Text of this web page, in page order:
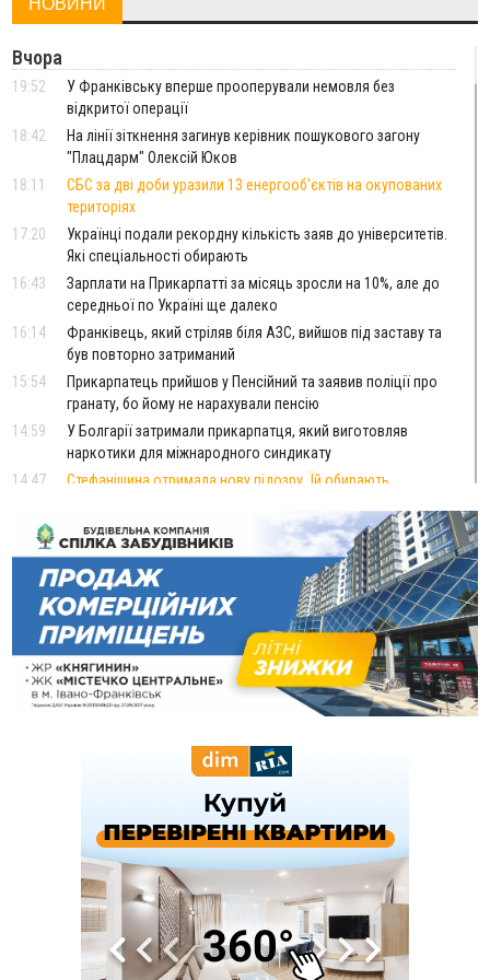
НОВИНИ
Вчора
19:52
У Франківську вперше прооперували немовля без
відкритої операції
18:42
На лінії зіткнення загинув керівник пошукового загону
"Плацдарм" Олексій Юков
18:11
СБС за дві доби уразили 13 енергооб'єктів на окупованих
територіях
17:20
Українці подали рекордну кількість заяв до університетів.
Які спеціальності обирають
16:43
Зарплати на Прикарпатті за місяць зросли на 10%, але до
середньої по Україні ще далеко
16:14
Франківець, який стріляв біля АЗС, вийшов під заставу та
був повторно затриманий
15:54
Прикарпатець прийшов у Пенсійний та заявив поліції про
гранату, бо йому не нарахували пенсію
14:59
У Болгарії затримали прикарпатця, який виготовляв
наркотики для міжнародного синдикату
14:47
Стефанішина отримала нову підозру. Їй обирають
14:02
«Пілот з Лондона» видурив у жительки Коломийщини
майже 64 тисячі гривень
13:13
У четвер на Прикарпатті очікується сильна спека до 39°
13:00
На Снятинщині спіймали чоловіка, який зливав з цистерни
у полі невідому речовину
12:29
У МОЗ змінили підхід до госпіталізації та оновили правила
роботи стаціонарів
12:07
На межі Прикарпаття і Тернопільщини невідомі засипали
У Франківську та Яремче зафіксували нові температурні
Росія вдарила по Харкову "Бандероллю": є постраждалі,
пошкоджено цивільне підприємство
Верховний суд повернув державі 1,5 га лісу із трьома
ставками в Івано-Франківській громаді
На Каскаді замість веж планують зробити сквер з
дитмайданчиком
На Верховинщині під час пожежі будинку травмувалась
жінка